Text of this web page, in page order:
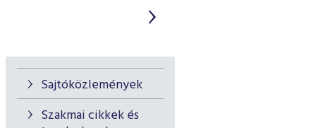
Sajtóközlemények
Szakmai cikkek és